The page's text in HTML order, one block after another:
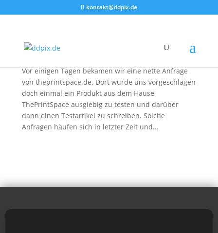
kontakt@ddpix.de
Test
vonDDpix| Testberichte
Vor einigen Tagen bekamen wir eine nette Anfrage
von theprintspace.de. Dort wurde uns vorgeschlagen
doch einmal ein Produkt aus dem Hause
ThePrintSpace ausgiebig zu testen und darüber
dann einen Testartikel zu schreiben. Solche
Anfragen häufen sich in letzter Zeit und...